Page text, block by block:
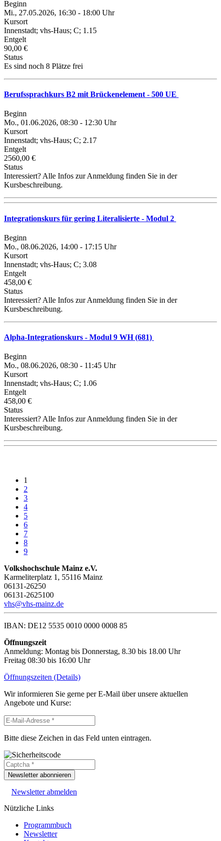
Beginn
Mi., 27.05.2026, 16:30 - 18:00 Uhr
Kursort
Innenstadt; vhs-Haus; C; 1.15
Entgelt
90,00 €
Status
Es sind noch 8 Plätze frei
Berufssprachkurs B2 mit Brückenelement - 500 UE
Beginn
Mo., 01.06.2026, 08:30 - 12:30 Uhr
Kursort
Innenstadt; vhs-Haus; C; 2.17
Entgelt
2560,00 €
Status
Interessiert? Alle Infos zur Anmeldung finden Sie in der
Kursbeschreibung.
Integrationskurs für gering Literalisierte - Modul 2
Beginn
Mo., 08.06.2026, 14:00 - 17:15 Uhr
Kursort
Innenstadt; vhs-Haus; C; 3.08
Entgelt
458,00 €
Status
Interessiert? Alle Infos zur Anmeldung finden Sie in der
Kursbeschreibung.
Alpha-Integrationskurs - Modul 9 WH (681)
Beginn
Mo., 08.06.2026, 08:30 - 11:45 Uhr
Kursort
Innenstadt; vhs-Haus; C; 1.06
Entgelt
458,00 €
Status
Interessiert? Alle Infos zur Anmeldung finden Sie in der
Kursbeschreibung.
1
2
3
4
5
6
7
8
9
Volkshochschule Mainz e.V.
Karmeliterplatz 1, 55116 Mainz
06131-26250
06131-2625100
vhs@vhs-mainz.de
IBAN: DE12 5535 0010 0000 0008 85
Öffnungszeit
Anmeldung: Montag bis Donnerstag, 8.30 bis 18.00 Uhr
Freitag 08:30 bis 16:00 Uhr
Öffnungszeiten (Details)
Wir informieren Sie gerne per E-Mail über unsere aktuellen
Angebote und Kurse:
Bitte diese Zeichen in das Feld unten eintragen.
Newsletter abonnieren
Newsletter abmelden
Nützliche Links
Programmbuch
Newsletter